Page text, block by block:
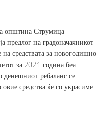
општина Струмица
предлог на градоначачникот
средствата за новогодишно
за 2021 година беа
ребаланс се
средства ќе го украсиме